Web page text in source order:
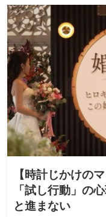
【時計じかけの
「試し行動」の
と進まない